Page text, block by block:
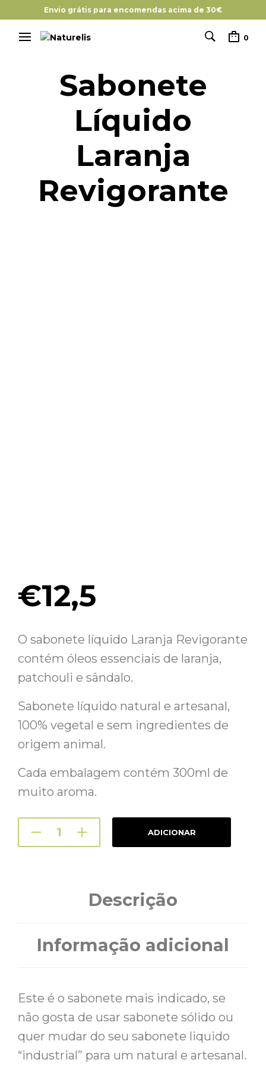
Envio grátis para encomendas acima de 30€
0
Sabonete
Líquido
Laranja
Revigorante
€12,5
O sabonete líquido Laranja Revigorante
contém óleos essenciais de laranja,
patchouli e sândalo.
Sabonete líquido natural e artesanal,
100% vegetal e sem ingredientes de
origem animal.
Cada embalagem contém 300ml de
muito aroma.
ADICIONAR
Descrição
Informação adicional
Este é o sabonete mais indicado, se
não gosta de usar sabonete sólido ou
quer mudar do seu sabonete liquido
“industrial” para um natural e artesanal.